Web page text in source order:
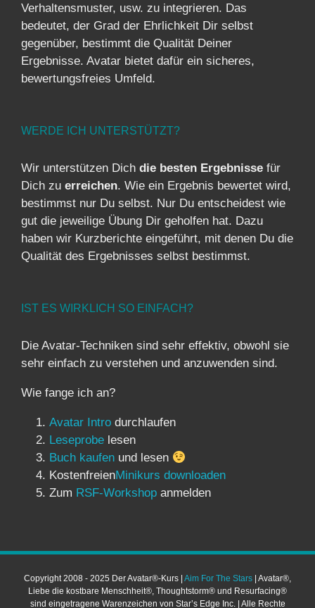
Verhaltensmuster, usw. zu integrieren. Das
bedeutet, der Grad der Ehrlichkeit Dir selbst
gegenüber, bestimmt die Qualität Deiner
Ergebnisse. Avatar bietet dafür ein sicheres,
bewertungsfreies Umfeld.
WERDE ICH UNTERSTÜTZT?
Wir unterstützen Dich die besten Ergebnisse für
Dich zu erreichen. Wie ein Ergebnis bewertet wird,
bestimmst nur Du selbst. Nur Du entscheidest wie
gut die jeweilige Übung Dir geholfen hat. Dazu
haben wir Kurzberichte eingeführt, mit denen Du die
Qualität des Ergebnisses selbst bestimmst.
IST ES WIRKLICH SO EINFACH?
Die Avatar-Techniken sind sehr effektiv, obwohl sie
sehr einfach zu verstehen und anzuwenden sind.
Wie fange ich an?
Avatar Intro durchlaufen
Leseprobe lesen
Buch kaufen und lesen
KostenfreienMinikurs downloaden
Zum RSF-Workshop anmelden
Copyright 2008 - 2025 Der Avatar®-Kurs | Aim For The Stars | Avatar®,
Liebe die kostbare Menschheit®, Thoughtstorm® und Resurfacing®
sind eingetragene Warenzeichen von Star’s Edge Inc. | Alle Rechte